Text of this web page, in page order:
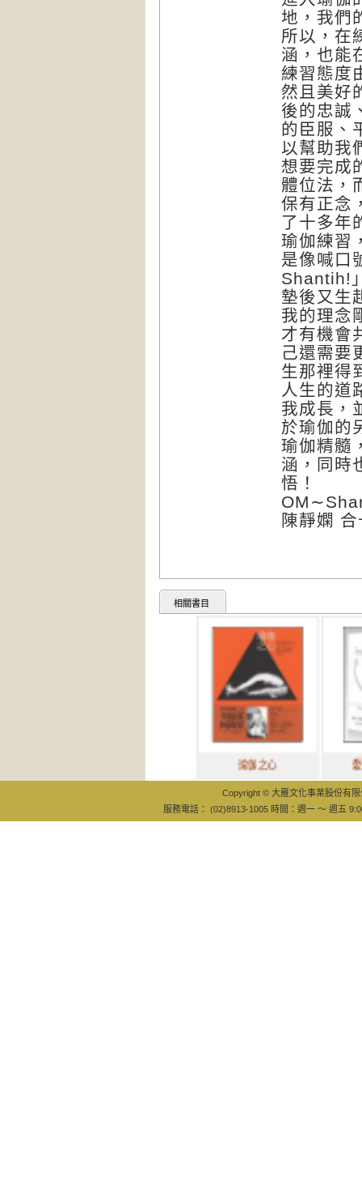
地，我們
所以，在
涵，也能
練習態度
然且美好
後的忠誠
的臣服、
以幫助我
想要完成
體位法，
保有正念
了十多年
瑜伽練習
是像喊口
Shantih!
墊後又生
我的理念
才有機會
己還需要
生那裡得
人生的道
我成長，
於瑜伽的
瑜伽精髓
涵，同時
悟！
陳靜嫻
相關書目
愛的奇蹟課程
Copyright © 大雁文化事業股份有
服務電話： (02)8913-1005 時間：週一 ～ 週五